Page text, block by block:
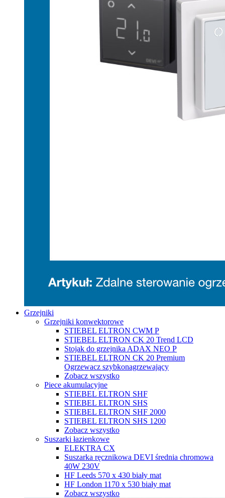
Grzejniki
Grzejniki konwektorowe
STIEBEL ELTRON CWM P
STIEBEL ELTRON CK 20 Trend LCD
Stojak do grzejnika ADAX NEO P
STIEBEL ELTRON CK 20 Premium
Ogrzewacz szybkonagrzewający
Zobacz wszystko
Piece akumulacyjne
STIEBEL ELTRON SHF
STIEBEL ELTRON SHS
STIEBEL ELTRON SHF 2000
STIEBEL ELTRON SHS 1200
Zobacz wszystko
Suszarki łazienkowe
ELEKTRA CX
Suszarka ręcznikowa DEVI średnia chromowa
40W 230V
HF Leeds 570 х 430 biały mat
HF London 1170 х 530 biały mat
Zobacz wszystko